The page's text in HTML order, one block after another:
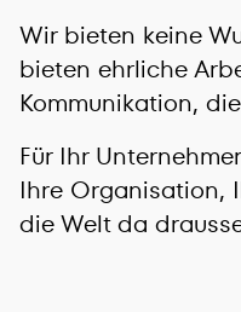
Wir bieten keine
bieten ehrliche
Kommunikation,
Für Ihr
Ihre Organisation,
die Welt da